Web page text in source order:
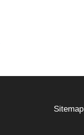
Sitemap